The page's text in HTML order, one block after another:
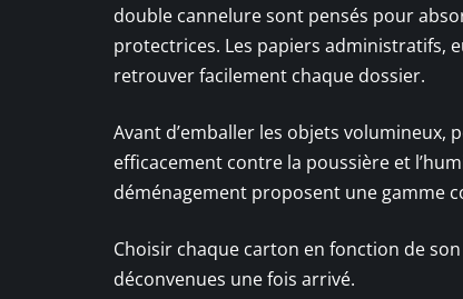
double cannelure sont pensés pour
protectrices. Les papiers administratifs,
retrouver facilement chaque dossier.
Avant d’emballer les objets volumineux,
efficacement contre la poussière et
déménagement proposent une gamme
Choisir chaque carton en fonction de
déconvenues une fois arrivé.